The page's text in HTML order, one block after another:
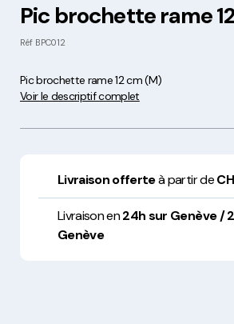
Pic brochette rame
Réf BPC012
Pic brochette rame 12 cm (M)
Voir le descriptif complet
Livraison offerteà partir de
Livraison en24h sur Genève /
Genève